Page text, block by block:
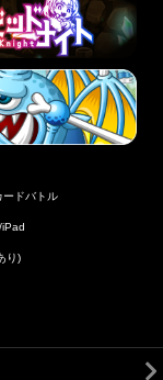
ードバトル
り)